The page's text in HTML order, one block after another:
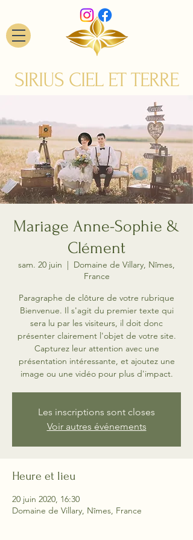
SIRIUS CIEL ET TERRE
Mariage Anne-Sophie &
Clément
sam. 20 juin
  |
Domaine de Villary, Nîmes,
France
Paragraphe de clôture de votre rubrique
Bienvenue. Il s'agit du premier texte qui
sera lu par les visiteurs, il doit donc
présenter clairement l'objet de votre site.
Capturez leur attention avec une
présentation intéressante, et ajoutez une
image ou une vidéo pour plus d'impact.
Les inscriptions sont closes
Voir autres événements
Heure et lieu
20 juin 2020, 16:30
Domaine de Villary, Nîmes, France